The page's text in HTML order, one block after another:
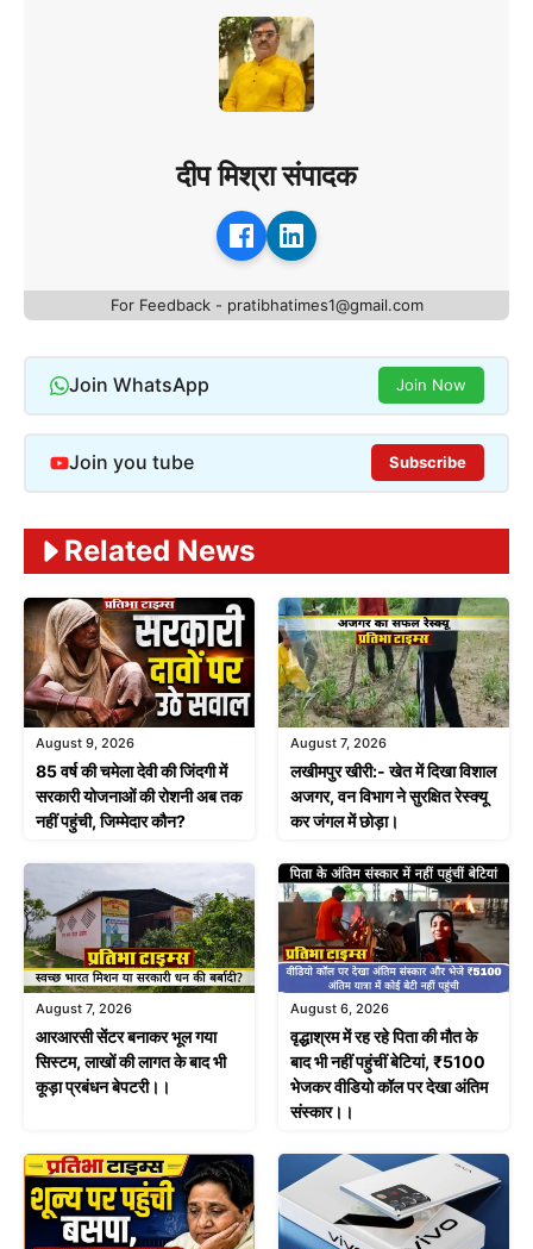
दीप मिश्रा संपादक
For Feedback - pratibhatimes1@gmail.com
Join WhatsApp Join Now
Join you tube Subscribe
Related News
August 9, 2026
85 वर्ष की चमेला देवी की जिंदगी में
सरकारी योजनाओं की रोशनी अब तक
नहीं पहुंची, जिम्मेदार कौन?
August 7, 2026
लखीमपुर खीरी:- खेत में दिखा विशाल
अजगर, वन विभाग ने सुरक्षित रेस्क्यू
कर जंगल में छोड़ा।
August 7, 2026
आरआरसी सेंटर बनाकर भूल गया
सिस्टम, लाखों की लागत के बाद भी
कूड़ा प्रबंधन बेपटरी।।
August 6, 2026
वृद्धाश्रम में रह रहे पिता की मौत के
बाद भी नहीं पहुंचीं बेटियां, ₹5100
भेजकर वीडियो कॉल पर देखा अंतिम
संस्कार।।